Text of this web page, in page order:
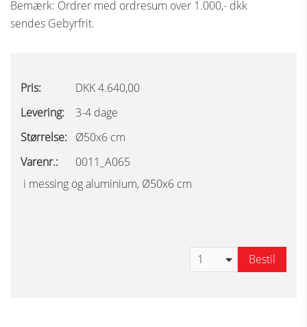
Bemærk: Ordrer med ordresum over 1.000,- dkk
sendes Gebyrfrit.
Pris:
DKK 4.640,00
Levering:
3-4 dage
Størrelse: Ø50x6 cm
Varenr.:
0011_A065
i messing og aluminium, Ø50x6 cm
Bestil